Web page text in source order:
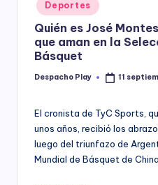
y
in
Deportes
Quién es José
que aman en la
Básquet
Posted
Despacho Play 11
El cronista de TyC Sports,
unos años, recibió los
luego del triunfazo de
Mundial de Básquet de China